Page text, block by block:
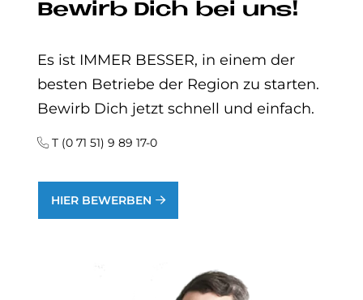
Be­wirb Dich bei uns!
Es ist IMMER BESSER, in einem der
besten Betriebe der Region zu starten.
Bewirb Dich jetzt schnell und einfach.
T (0 71 51) 9 89 17-0
HIER BEWERBEN